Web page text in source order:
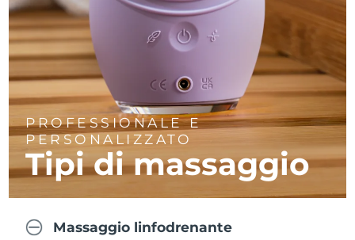
PROFESSIONALE E
PERSONALIZZATO
Tipi di massaggio
Massaggio linfodrenante